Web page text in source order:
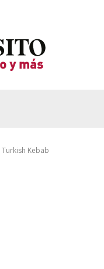
Turkish Kebab